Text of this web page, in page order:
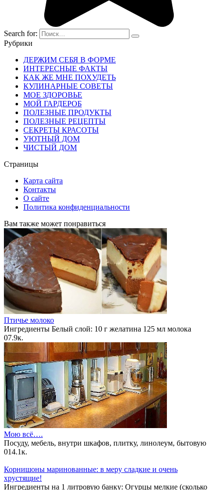
Search for:
Рубрики
ДЕРЖИМ СЕБЯ В ФОРМЕ
ИНТЕРЕСНЫЕ ФАКТЫ
КАК ЖЕ МНЕ ПОХУДЕТЬ
КУЛИНАРНЫЕ СОВЕТЫ
МОЕ ЗДОРОВЬЕ
МОЙ ГАРДЕРОБ
ПОЛЕЗНЫЕ ПРОДУКТЫ
ПОЛЕЗНЫЕ РЕЦЕПТЫ
СЕКРЕТЫ КРАСОТЫ
УЮТНЫЙ ДОМ
ЧИСТЫЙ ДОМ
Страницы
Карта сайта
Контакты
О сайте
Политика конфиденциальности
Вам также может понравиться
Птичье молоко
Ингредиенты Белый слой: 10 г желатина 125 мл молока
07.9к.
Мою всё….
Посуду, мебель, внутри шкафов, плитку, линолеум, бытовую
014.1к.
Корнишоны маринованные: в меру сладкие и очень
хрустящие!
Ингредиенты на 1 литровую банку: Огурцы мелкие (сколько